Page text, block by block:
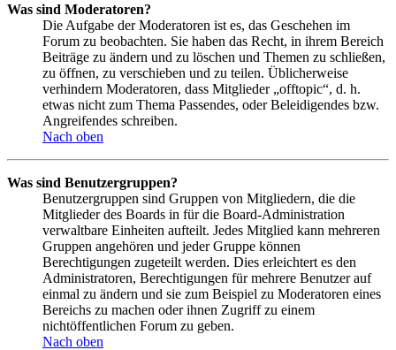
Was sind Moderatoren?
Die Aufgabe der Moderatoren ist es, das Geschehen im
Forum zu beobachten. Sie haben das Recht, in ihrem Bereich
Beiträge zu ändern und zu löschen und Themen zu schließen,
zu öffnen, zu verschieben und zu teilen. Üblicherweise
verhindern Moderatoren, dass Mitglieder „offtopic“, d. h.
etwas nicht zum Thema Passendes, oder Beleidigendes bzw.
Angreifendes schreiben.
Nach oben
Was sind Benutzergruppen?
Benutzergruppen sind Gruppen von Mitgliedern, die die
Mitglieder des Boards in für die Board-Administration
verwaltbare Einheiten aufteilt. Jedes Mitglied kann mehreren
Gruppen angehören und jeder Gruppe können
Berechtigungen zugeteilt werden. Dies erleichtert es den
Administratoren, Berechtigungen für mehrere Benutzer auf
einmal zu ändern und sie zum Beispiel zu Moderatoren eines
Bereichs zu machen oder ihnen Zugriff zu einem
nichtöffentlichen Forum zu geben.
Nach oben